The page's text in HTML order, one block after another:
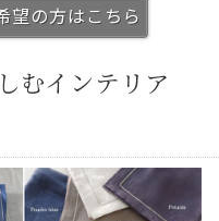
望の方はこちら
むインテリア